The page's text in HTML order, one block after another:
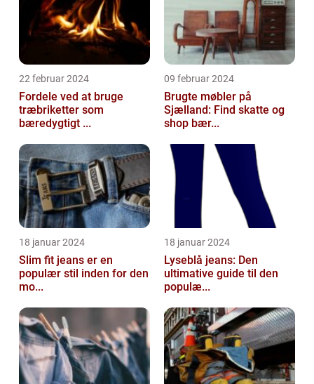
22 februar 2024
Fordele ved at bruge
træbriketter som
bæredygtigt ...
09 februar 2024
Brugte møbler på
Sjælland: Find skatte og
shop bær...
18 januar 2024
Slim fit jeans er en
populær stil inden for den
mo...
18 januar 2024
Lyseblå jeans: Den
ultimative guide til den
populæ...